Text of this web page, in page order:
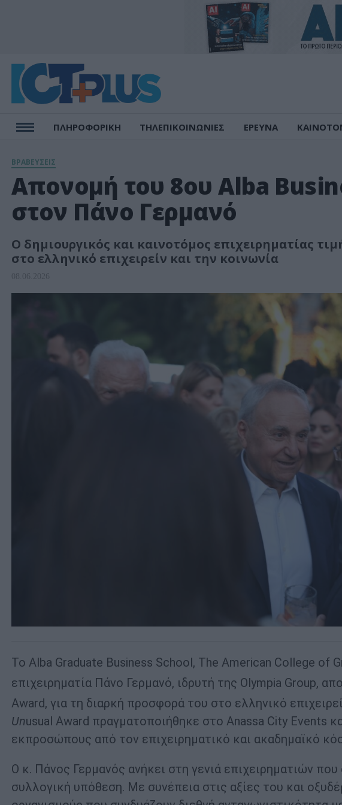
ΠΛΗΡΟΦΟΡΙΚΗ ΤΗΛΕΠΙΚΟΙΝΩΝΙΕΣ ΕΡΕΥΝΑ
ΒΡΑΒΕΥΣΕΙΣ
Απονομή του 8ου Alba
στον Πάνο Γερμανό
Ο δημιουργικός και καινοτόμος επιχειρηματίας
στο ελληνικό επιχειρείν και την κοινωνία
08.06.2026
Το Alba Graduate Business School, The American College of
επιχειρηματία Πάνο Γερμανό, ιδρυτή της Olympia Group,
Award, για τη διαρκή προσφορά του στο ελληνικό
Unusual Award πραγματοποιήθηκε στο Anassa City Events
εκπροσώπους από τον επιχειρηματικό και ακαδημαϊκό
Ο κ. Πάνος Γερμανός ανήκει στη γενιά επιχειρηματιών
συλλογική υπόθεση. Με συνέπεια στις αξίες του και